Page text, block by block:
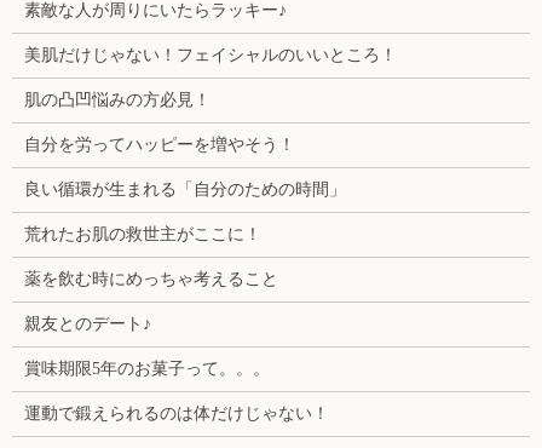
素敵な人が周りにいたらラッキー♪
美肌だけじゃない！フェイシャルのいいところ！
肌の凸凹悩みの方必見！
自分を労ってハッピーを増やそう！
良い循環が生まれる「自分のための時間」
荒れたお肌の救世主がここに！
薬を飲む時にめっちゃ考えること
親友とのデート♪
賞味期限5年のお菓子って。。。
運動で鍛えられるのは体だけじゃない！